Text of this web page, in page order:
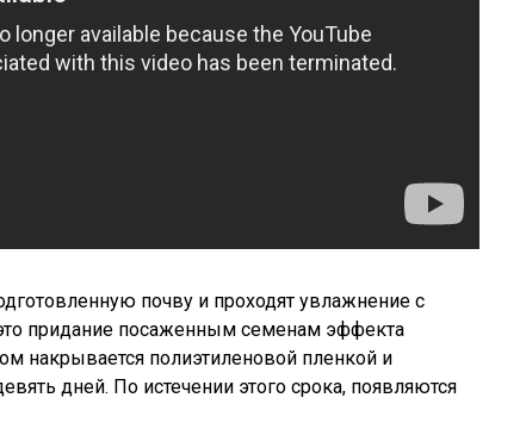
почву и проходят увлажнение с
придание посаженным семенам эффекта
накрывается полиэтиленовой пленкой и
дней. По истечении этого срока, появляются